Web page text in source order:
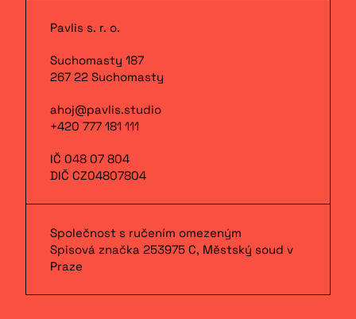
Pavlis s. r. o.
Suchomasty 187
267 22 Suchomasty
ahoj@pavlis.studio
+420 777 181 111
IČ 048 07 804
DIČ CZ04807804
Společnost s ručením omezeným
Spisová značka 253975 C, Městský soud v
Praze